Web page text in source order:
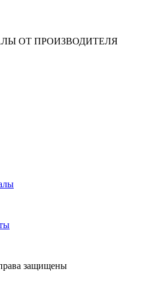
ОТ ПРОИЗВОДИТЕЛЯ
защищены